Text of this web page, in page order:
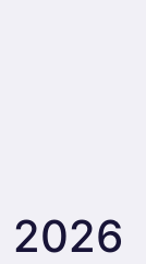
2026